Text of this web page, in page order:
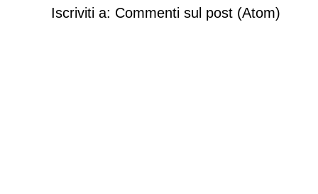
Iscriviti a: Commenti sul post (Atom)